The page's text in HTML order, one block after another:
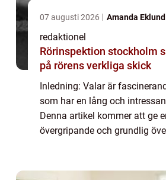
07 augusti 2026 Amanda Eklund
redaktionel
Rörinspektion stockholm så får du koll
på rörens verkliga skick
Inledning: Valar är
som har en lång och
Denna artikel kommer att ge
övergripande och grundlig